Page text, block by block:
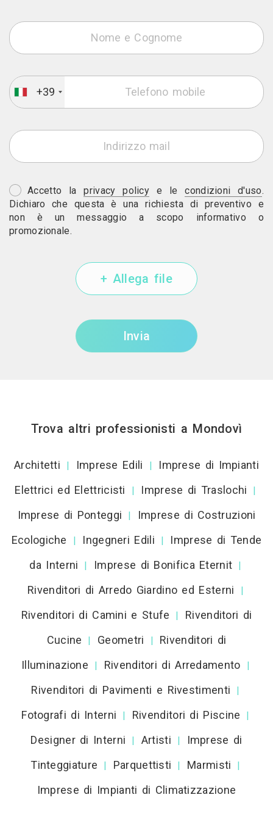
+39
Accetto laprivacy policy e lecondizioni d'uso.
Dichiaro che questa è una richiesta di preventivo e
non è un messaggio a scopo informativo o
promozionale.
+ Allega file
Invia
Trova altri professionisti a Mondovì
Architetti | Imprese Edili |
Imprese di Impianti
Elettrici ed Elettricisti
| Imprese di Traslochi |
Imprese di Ponteggi |
Imprese di Costruzioni
Ecologiche
| Ingegneri Edili |
Imprese di Tende
da Interni
| Imprese di Bonifica Eternit |
Rivenditori di Arredo Giardino ed Esterni |
Rivenditori di Camini e Stufe |
Rivenditori di
Cucine
| Geometri |
Rivenditori di
Illuminazione
| Rivenditori di Arredamento |
Rivenditori di Pavimenti e Rivestimenti |
Fotografi di Interni | Rivenditori di Piscine |
Designer di Interni | Artisti |
Imprese di
Tinteggiature
| Parquettisti | Marmisti |
Imprese di Impianti di Climatizzazione